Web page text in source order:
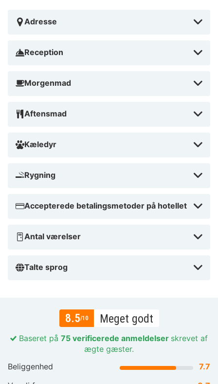
Adresse
Reception
Morgenmad
Aftensmad
Kæledyr
Rygning
Accepterede betalingsmetoder på hotellet
Antal værelser
Talte sprog
8.5/10 Meget godt
Baseret på 75 verificerede anmeldelser skrevet af
ægte gæster.
Beliggenhed
7.7